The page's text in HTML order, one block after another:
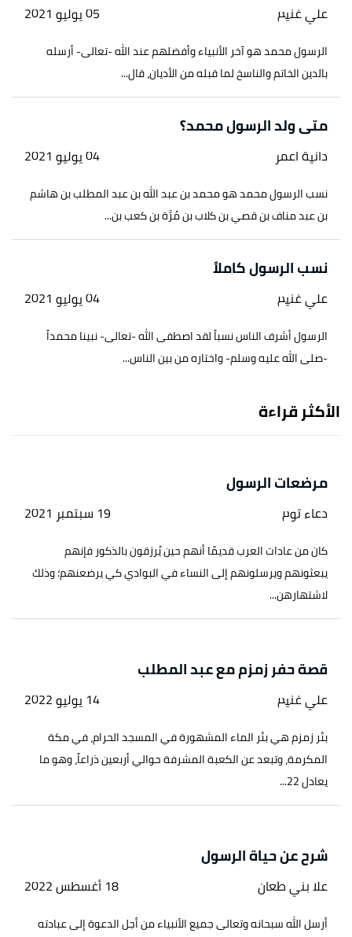
علي غنيم 05 يوليو 2021
الرسول محمد هو آخر الأنبياء وأفضلهم عند الله -تعالى- أرسله
بالدين الخاتم والناسخ لما قبله من الأديان، قال...
متى ولد الرسول محمد؟
دانية اعمر 04 يوليو 2021
نسب الرسول محمد هو محمد بن عبد الله بن عبد المطلب بن هاشم
بن عبد مناف بن قصي بن كلاب بن مُرَّة بن كعب بن...
نسب الرسول كاملاً
علي غنيم 04 يوليو 2021
الرسول أشرف الناس نسباً لقد اصطفى الله -تعالى- نبينا محمداً
-صلى الله عليه وسلم- واختاره من بين الناس...
الأكثر قراءة
مرضعات الرسول
دعاء توم 19 سبتمبر 2021
كان من عادات العرب قديمًا أنهم حين يُرزقون بالذكور فإنهم
يبعثونهم ويرسلونهم إلى النساء في البوادي كي يرضعنهم؛ وذلك
لاشتهارهن...
قصة حفر زمزم مع عبد المطلب
علي غنيم 14 يوليو 2022
بئر زمزم هي بئر الماء المشهورة في المسجد الحرام، في مكة
المكرمة، وتبعد عن الكعبة المشرفة حوالي أربعين ذراعاً، وهو ما
يعادل 22...
شرح عن حياة الرسول
علا بني طعان 18 أغسطس 2022
أرسل الله سبحانه وتعالى جميع الأنبياء من أجل الدعوة إلى عبادته